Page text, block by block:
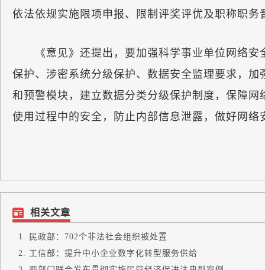
依法依规实施限项申报、限制评奖评优及职称职务
《意见》还提出，要加强科学事业单位网络安
保护、涉密系统分级保护、数据安全监理要求，
和预警模块，建立数据分类分级保护制度，保障
使用过程中的安全，防止内部信息泄露，做好网络
相关文章
民政部：702个非法社会组织被处置
工信部：提升中小企业数字化转型服务供给